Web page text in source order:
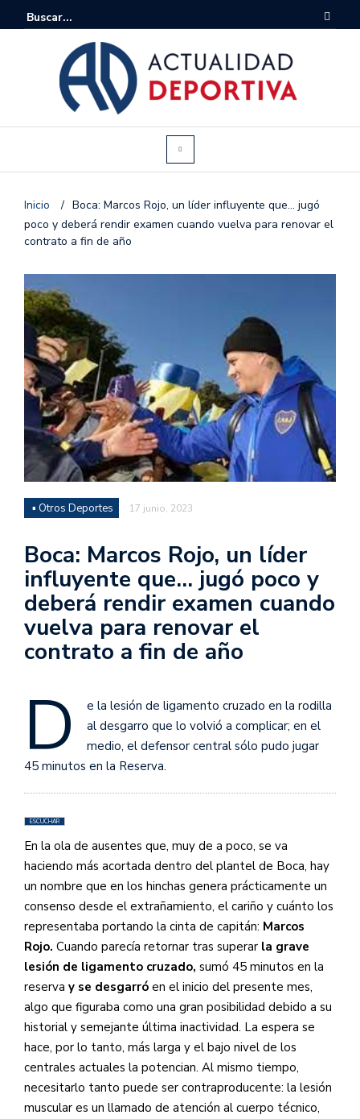
Inicio / Boca: Marcos Rojo, un líder influyente que… jugó
poco y deberá rendir examen cuando vuelva para renovar el
contrato a fin de año
▪ Otros Deportes 17 junio, 2023
Boca: Marcos Rojo, un líder
influyente que… jugó poco y
deberá rendir examen cuando
vuelva para renovar el
contrato a fin de año
D
e la lesión de ligamento cruzado en la rodilla
al desgarro que lo volvió a complicar; en el
medio, el defensor central sólo pudo jugar
45 minutos en la Reserva.
ESCUCHAR
En la ola de ausentes que, muy de a poco, se va
haciendo más acortada dentro del plantel de Boca, hay
un nombre que en los hinchas genera prácticamente un
consenso desde el extrañamiento, el cariño y cuánto los
representaba portando la cinta de capitán: Marcos
Rojo. Cuando parecía retornar tras superar la grave
lesión de ligamento cruzado, sumó 45 minutos en la
reserva y se desgarró en el inicio del presente mes,
algo que figuraba como una gran posibilidad debido a su
historial y semejante última inactividad. La espera se
hace, por lo tanto, más larga y el bajo nivel de los
centrales actuales la potencian. Al mismo tiempo,
necesitarlo tanto puede ser contraproducente: la lesión
muscular es un llamado de atención al cuerpo técnico,